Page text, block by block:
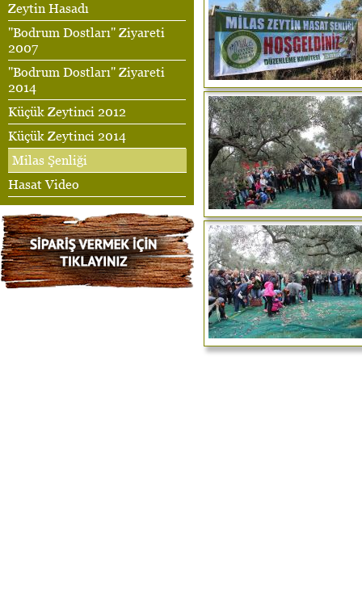
Zeytin Hasadı
''Bodrum Dostları'' Ziyareti
2007
''Bodrum Dostları'' Ziyareti
2014
Küçük Zeytinci 2012
Küçük Zeytinci 2014
Milas Şenliği
Hasat Video